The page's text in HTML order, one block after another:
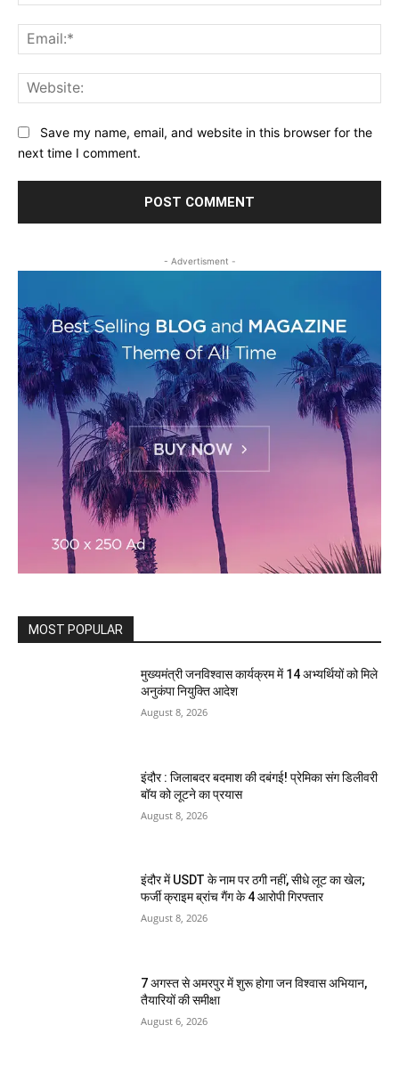
Save my name, email, and website in this browser for the
next time I comment.
- Advertisment -
MOST POPULAR
मुख्यमंत्री जनविश्वास कार्यक्रम में 14 अभ्यर्थियों को मिले
अनुकंपा नियुक्ति आदेश
August 8, 2026
इंदौर : जिलाबदर बदमाश की दबंगई! प्रेमिका संग डिलीवरी
बॉय को लूटने का प्रयास
August 8, 2026
इंदौर में USDT के नाम पर ठगी नहीं, सीधे लूट का खेल;
फर्जी क्राइम ब्रांच गैंग के 4 आरोपी गिरफ्तार
August 8, 2026
7 अगस्त से अमरपुर में शुरू होगा जन विश्वास अभियान,
तैयारियों की समीक्षा
August 6, 2026